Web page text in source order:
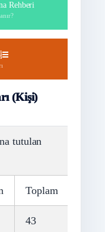
Rehberi
(Kişi)
tutulan
Toplam
43